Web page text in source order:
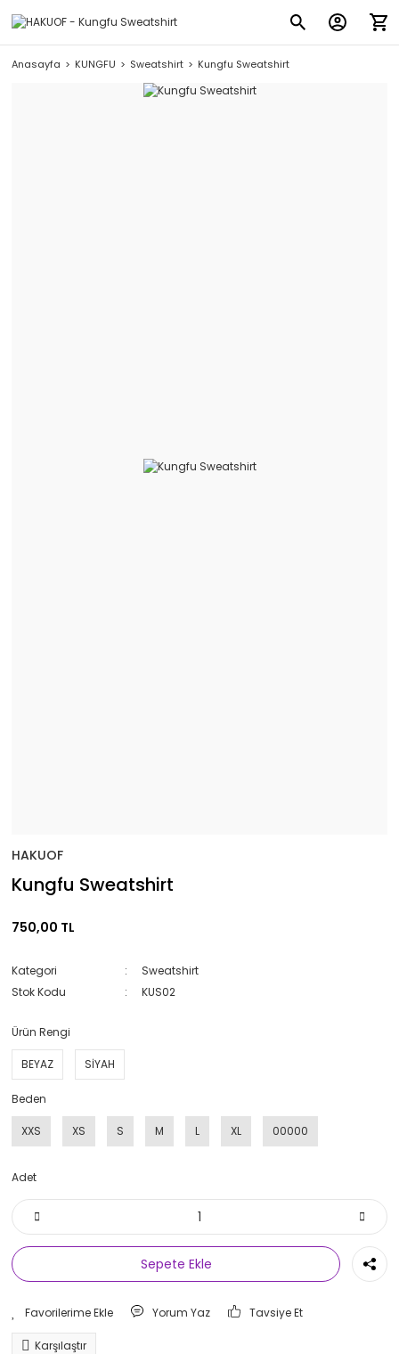
Anasayfa KUNGFU Sweatshirt Kungfu Sweatshirt
HAKUOF
Kungfu Sweatshirt
750,00 TL
Kategori
Sweatshirt
Stok Kodu
KUS02
Ürün Rengi
BEYAZ SİYAH
Beden
XXS XS S M L XL 00000
Adet
Sepete Ekle
Yorum Yaz Tavsiye Et
Karşılaştır